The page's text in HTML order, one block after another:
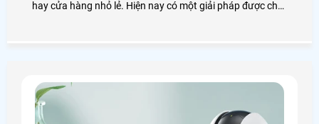
hay cửa hàng nhỏ lẻ. Hiện nay có một giải pháp được cho